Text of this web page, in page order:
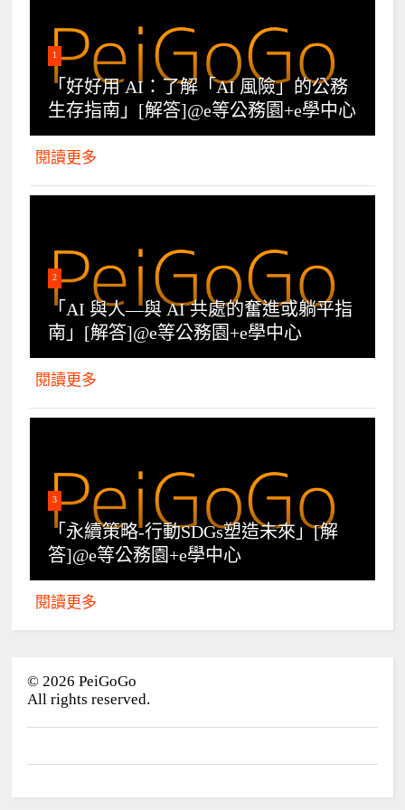
1
「好好用 AI：了解「AI 風險」的公務
生存指南」[解答]@e等公務園+e學中心
閱讀更多
2
「AI 與人—與 AI 共處的奮進或躺平指
南」[解答]@e等公務園+e學中心
閱讀更多
3
「永續策略-行動SDGs塑造未來」[解
答]@e等公務園+e學中心
閱讀更多
© 2026 PeiGoGo
All rights reserved.